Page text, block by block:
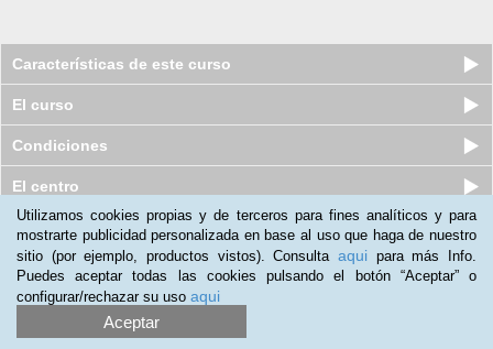
Características de este curso
El curso
Condiciones
El centro
Utilizamos cookies propias y de terceros para fines analíticos y para
mostrarte publicidad personalizada en base al uso que haga de nuestro
sitio (por ejemplo, productos vistos). Consulta aqui para más Info.
Puedes aceptar todas las cookies pulsando el botón “Aceptar” o
configurar/rechazar su uso aqui
Aceptar
Quiénes somos Preguntas frecuentes Atención al Cliente
Promociona tu negocio|Programa de Afiliación
2012-2026 Aprendum